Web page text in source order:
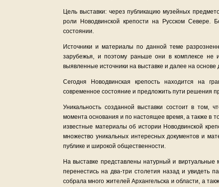
Цель выставки: через публикацию музейных
роли Новодвинской крепости на Русском Севере.
состоянии.
Источники и материалы по данной теме
зарубежья, и поэтому раньше они в комплексе не
выявленные источники на выставке и далее на
Сегодня Новодвинская крепость находится на
современное состояние и предложить пути решения
Уникальность созданной выставки состоит в том,
момента основания и по настоящее время, а также в
известные материалы об истории Новодвинской
множество уникальных интересных документов и
публике и широкой общественности.
На выставке представлены натурный и
перенестись на два-три столетия назад и увидеть
собрала много жителей Архангельска и области, а